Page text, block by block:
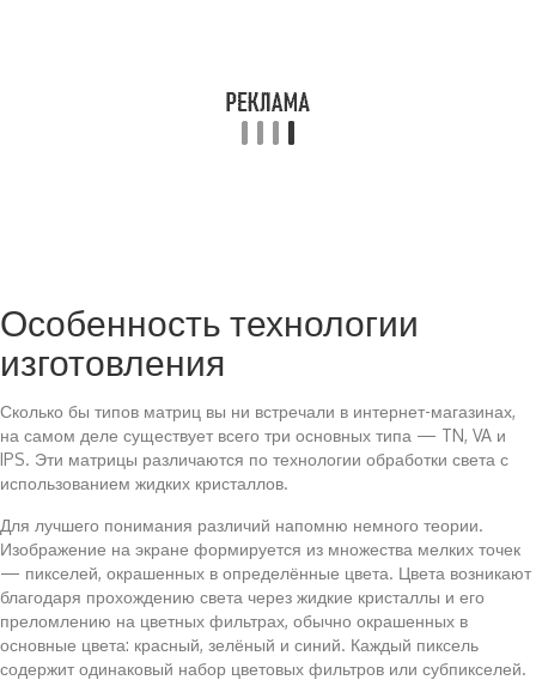
Особенность технологии
изготовления
Сколько бы типов матриц вы ни встречали в интернет-магазинах,
на самом деле существует всего три основных типа — TN, VA и
IPS. Эти матрицы различаются по технологии обработки света с
использованием жидких кристаллов.
Для лучшего понимания различий напомню немного теории.
Изображение на экране формируется из множества мелких точек
— пикселей, окрашенных в определённые цвета. Цвета возникают
благодаря прохождению света через жидкие кристаллы и его
преломлению на цветных фильтрах, обычно окрашенных в
основные цвета: красный, зелёный и синий. Каждый пиксель
содержит одинаковый набор цветовых фильтров или субпикселей.